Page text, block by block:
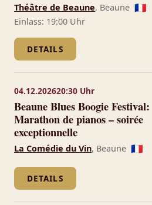
Théâtre de Beaune, Beaune 🇫🇷
Einlass: 19:00 Uhr
DETAILS
04.12.202620:30 Uhr
Beaune Blues Boogie Festival:
Marathon de pianos – soirée
exceptionnelle
La Comédie du Vin, Beaune 🇫🇷
DETAILS